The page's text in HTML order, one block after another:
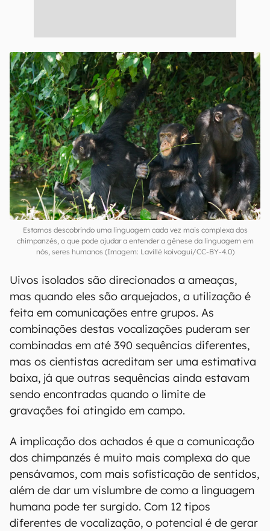
Estamos descobrindo uma linguagem cada vez mais complexa dos
chimpanzés, o que pode ajudar a entender a gênese da linguagem em
nós, seres humanos (Imagem: Lavillé koivogui/CC-BY-4.0)
Uivos isolados são direcionados a ameaças,
mas quando eles são arquejados, a utilização é
feita em comunicações entre grupos. As
combinações destas vocalizações puderam ser
combinadas em até 390 sequências diferentes,
mas os cientistas acreditam ser uma estimativa
baixa, já que outras sequências ainda estavam
sendo encontradas quando o limite de
gravações foi atingido em campo.
A implicação dos achados é que a comunicação
dos chimpanzés é muito mais complexa do que
pensávamos, com mais sofisticação de sentidos,
além de dar um vislumbre de como a linguagem
humana pode ter surgido. Com 12 tipos
diferentes de vocalização, o potencial é de gerar